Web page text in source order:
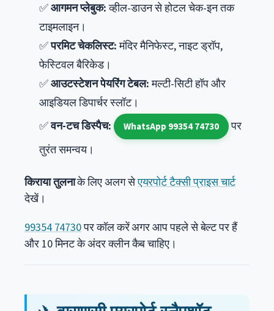
✅आगमन प्लेबुक:व्हील-डाउन से होटल चेक-इन तक
टाइमलाइन।
✅परमिट चेकलिस्ट:मंदिर मैनिफेस्ट, नाइट ड्रॉप,
फेस्टिवल बैरिकेड।
✅आउटस्टेशन पेयरिंग टेबल:मल्टी-सिटी हॉप और
आइडियल डिपार्चर स्लॉट।
✅वन-टच डिस्पैच: WhatsApp 99354 74730
पर
तुरंत समन्वय।
किराया तुलनाके लिए अलग सेएयरपोर्ट टैक्सी प्राइस चार्ट
देखें।
99354 74730पर कॉल करें अगर आप पहले से बेल्ट पर हैं
और 10 मिनट के अंदर क्लीन कैब चाहिए।